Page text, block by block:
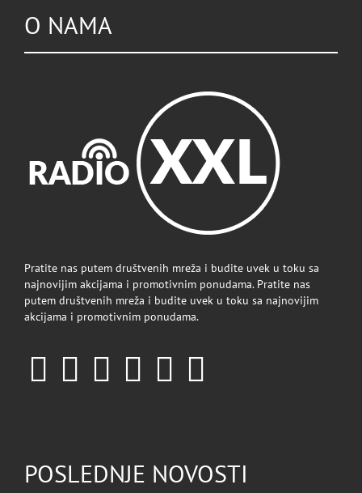
O NAMA
Pratite nas putem društvenih mreža i budite uvek u toku sa
najnovijim akcijama i promotivnim ponudama. Pratite nas
putem društvenih mreža i budite uvek u toku sa najnovijim
akcijama i promotivnim ponudama.
POSLEDNJE NOVOSTI